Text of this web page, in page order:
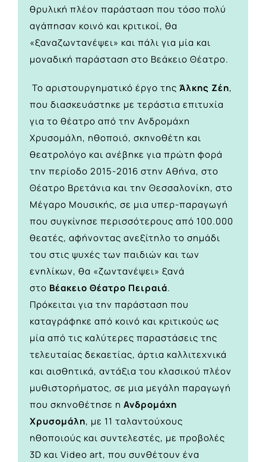
θρυλική πλέον παράσταση που τόσο πολύ
αγάπησαν κοινό και κριτικοί, θα
«ξαναζωντανέψει» και πάλι για μία και
μοναδική παράσταση στο Βεάκειο Θέατρο.
Το αριστουργηματικό έργο της Άλκης Ζέη,
που διασκευάστηκε με τεράστια επιτυχία
για το θέατρο από την Ανδρομάχη
Χρυσομάλη, ηθοποιό, σκηνοθέτη και
θεατρολόγο και ανέβηκε για πρώτη φορά
την περίοδο 2015-2016 στην Αθήνα, στο
Θέατρο Βρετάνια και την Θεσσαλονίκη, στο
Μέγαρο Μουσικής, σε μια υπερ-παραγωγή
που συγκίνησε περισσότερους από 100.000
θεατές, αφήνοντας ανεξίτηλο το σημάδι
του στις ψυχές των παιδιών και των
ενηλίκων, θα «ζωντανέψει» ξανά
στο Βέακειο Θέατρο Πειραιά.
Πρόκειται για την παράσταση που
καταγράφηκε από κοινό και κριτικούς ως
μία από τις καλύτερες παραστάσεις της
τελευταίας δεκαετίας, άρτια καλλιτεχνικά
και αισθητικά, αντάξια του κλασικού πλέον
μυθιστορήματος, σε μια μεγάλη παραγωγή
που σκηνοθέτησε η Ανδρομάχη
Χρυσομάλη, με 11 ταλαντούχους
ηθοποιούς και συντελεστές, με προβολές
3D και Video art, που συνθέτουν ένα